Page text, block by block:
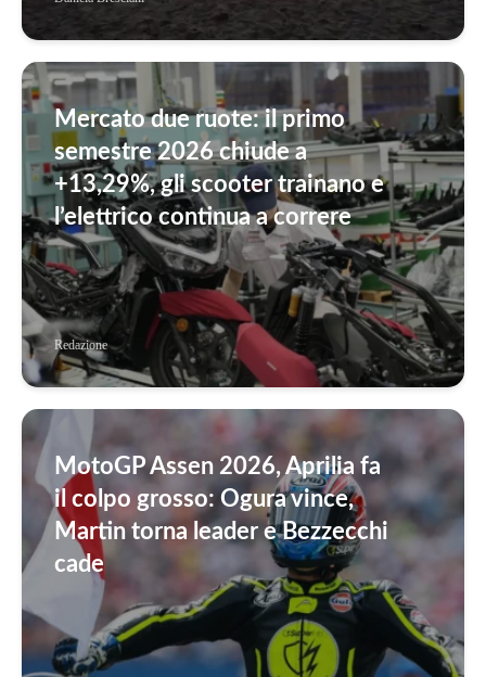
Mercato due ruote: il primo
semestre 2026 chiude a
+13,29%, gli scooter trainano e
l’elettrico continua a correre
Redazione
MotoGP Assen 2026, Aprilia fa
il colpo grosso: Ogura vince,
Martin torna leader e Bezzecchi
cade